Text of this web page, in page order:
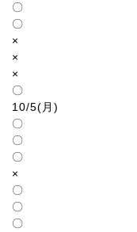
〇
〇
×
×
×
〇
10/5(月)
〇
〇
〇
×
〇
〇
〇